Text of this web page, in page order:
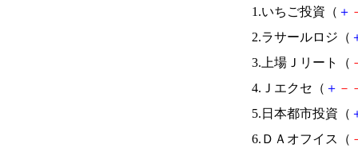
1.いちご投資（ ＋
2.ラサールロジ（
3.上場Ｊリート（
4.Ｊエクセ（ ＋ －
5.日本都市投資（
6.ＤＡオフイス（